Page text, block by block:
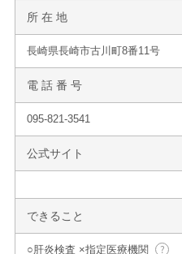
所 在 地
長崎県長崎市古川町8番11号
電 話 番 号
095-821-3541
公式サイト
できること
○肝炎検査 ×指定医療機関